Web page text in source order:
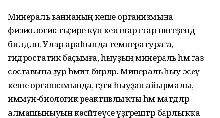
Минераль ваннаның кеше организмына
физиологик тәьҫире күп кенә шарттар нигеҙендә
билдәләнә. Улар араһында температураға,
гидростатик баҫымға, һыуҙың минераль һәм газ
составына ҙур әһәмиәт бирәләр. Минераль һыу эсеү
кеше организмында, ғәҙәти һыуҙан айырмалы,
иммун-биологик реактивлыҡты һәм матдәләр
алмашыныуын көсәйтеүсе үҙгәрештәр барлыҡҡа